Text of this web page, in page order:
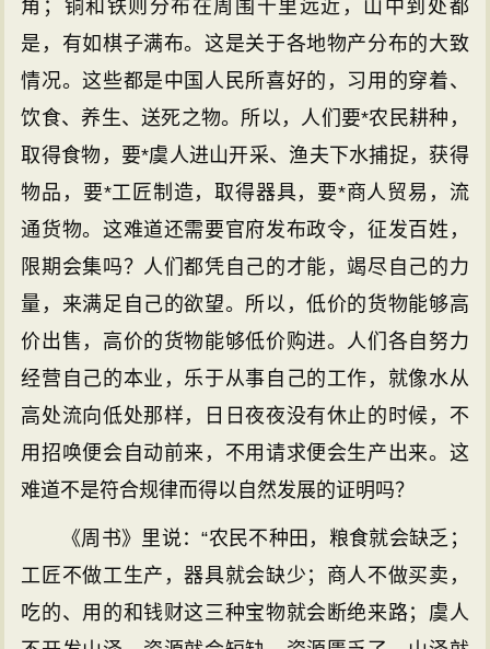
角；铜和铁则分布在周围千里远近，山中到处都
是，有如棋子满布。这是关于各地物产分布的大致
情况。这些都是中国人民所喜好的，习用的穿着、
饮食、养生、送死之物。所以，人们要*农民耕种，
取得食物，要*虞人进山开采、渔夫下水捕捉，获得
物品，要*工匠制造，取得器具，要*商人贸易，流
通货物。这难道还需要官府发布政令，征发百姓，
限期会集吗？人们都凭自己的才能，竭尽自己的力
量，来满足自己的欲望。所以，低价的货物能够高
价出售，高价的货物能够低价购进。人们各自努力
经营自己的本业，乐于从事自己的工作，就像水从
高处流向低处那样，日日夜夜没有休止的时候，不
用招唤便会自动前来，不用请求便会生产出来。这
难道不是符合规律而得以自然发展的证明吗？
《周书》里说：“农民不种田，粮食就会缺乏；
工匠不做工生产，器具就会缺少；商人不做买卖，
吃的、用的和钱财这三种宝物就会断绝来路；虞人